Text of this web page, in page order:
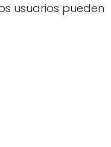
usuarios pueden